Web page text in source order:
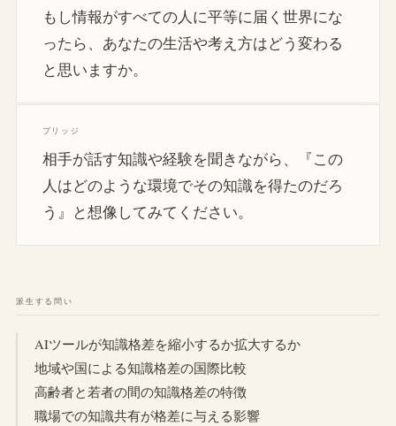
もし情報がすべての人に平等に届く世界にな
ったら、あなたの生活や考え方はどう変わる
と思いますか。
ブリッジ
相手が話す知識や経験を聞きながら、『この
人はどのような環境でその知識を得たのだろ
う』と想像してみてください。
派生する問い
AIツールが知識格差を縮小するか拡大するか
地域や国による知識格差の国際比較
高齢者と若者の間の知識格差の特徴
職場での知識共有が格差に与える影響